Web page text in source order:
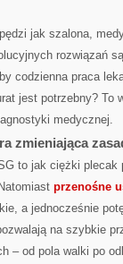
jak szalona,
rozwiązań
codzienna praca
jest potrzebny? To
medycznej.
zmieniająca
to jak ciężki plecak
przenośne
a jednocześnie
na szybkie
– od pola walki po